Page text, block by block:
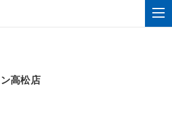
高松店